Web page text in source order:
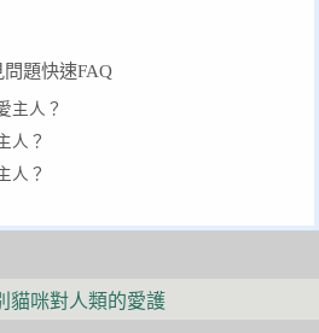
題快速FAQ
主人？
人？
人？
貓咪對人類的愛護